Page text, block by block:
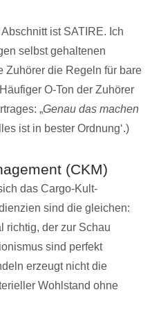
ist SATIRE. Ich
selbst gehaltenen
Zuhörer die Regeln für bare
O-Ton der Zuhörer
„Genau das machen
ist in bester Ordnung‘.)
(CKM)
das Cargo-Kult-
sind die gleichen:
richtig, der zur Schau
sind perfekt
erzeugt nicht die
Wohlstand ohne